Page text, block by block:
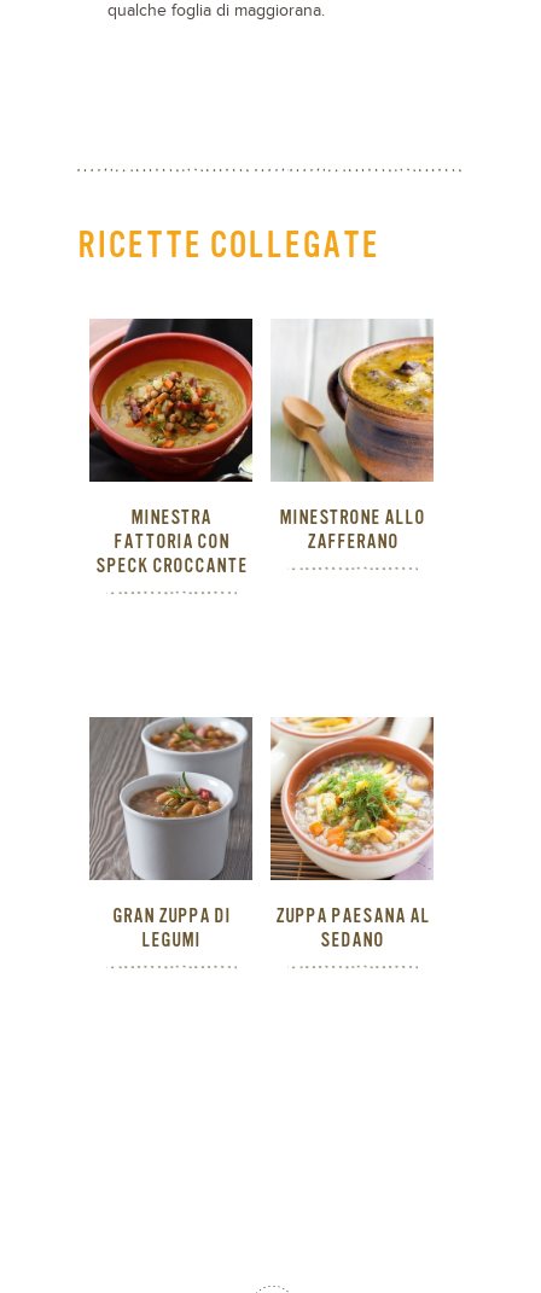
qualche foglia di maggiorana.
RICETTE COLLEGATE
MINESTRA
FATTORIA CON
SPECK CROCCANTE
MINESTRONE ALLO
ZAFFERANO
GRAN ZUPPA DI
LEGUMI
ZUPPA PAESANA AL
SEDANO